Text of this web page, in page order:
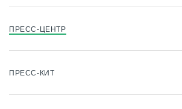
ПРЕСС-ЦЕНТР
ПРЕСС-КИТ